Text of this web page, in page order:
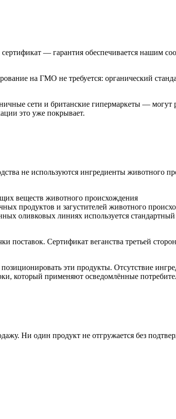
— гарантия обеспечивается нашим
на ГМО не требуется: органический
сети и британские гипермаркеты —
это уже покрывает.
не используются ингредиенты животного
веществ животного происхождения
продуктов и загустителей животного
оливковых линиях используется
поставок. Сертификат веганства третьей
эти продукты. Отсутствие
который применяют осведомлённые
Ни один продукт не отгружается без